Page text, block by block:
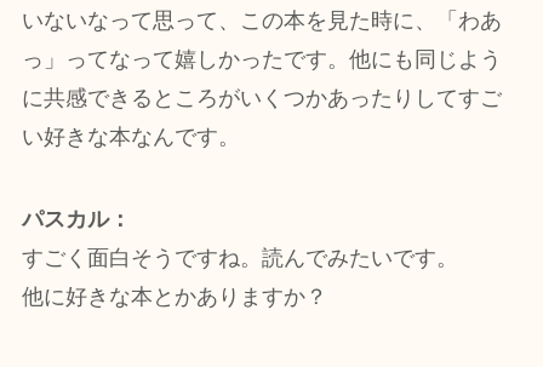
いないなって思って、この本を見た時に、「わあ
っ」ってなって嬉しかったです。他にも同じよう
に共感できるところがいくつかあったりしてすご
い好きな本なんです。
パスカル：
すごく面白そうですね。読んでみたいです。
他に好きな本とかありますか？